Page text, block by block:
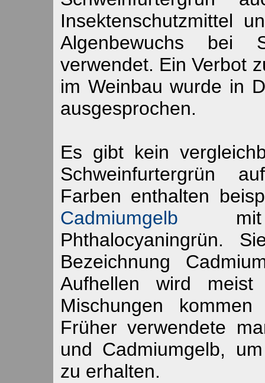
Insektenschutzmittel
Algenbewuchs bei
verwendet. Ein Verbot
im Weinbau wurde in
ausgesprochen.
Es gibt kein
Schweinfurtergrün
Farben enthalten
Cadmiumgelb mit
Phthalocyaningrün.
Bezeichnung
Aufhellen wird meist
Mischungen
Früher verwendete
und Cadmiumgelb,
zu erhalten.